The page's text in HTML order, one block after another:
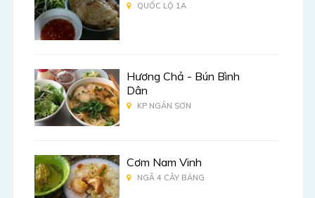
QUỐC LỘ 1A
Hương Chả - Bún Bình
Dân
KP NGÂN SƠN
Cơm Nam Vinh
NGÃ 4 CÂY BẢNG